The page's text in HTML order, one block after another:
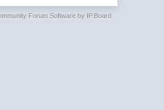
Forum Software by IP.Board